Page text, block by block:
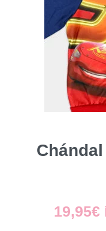
19,95€